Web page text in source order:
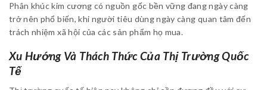
Phân khúc kim cương có nguồn gốc bền vững đang ngày càng
trở nên phổ biến, khi người tiêu dùng ngày càng quan tâm đến
trách nhiệm xã hội của các sản phẩm họ mua.
Xu Hướng Và Thách Thức Của Thị Trường Quốc
Tế